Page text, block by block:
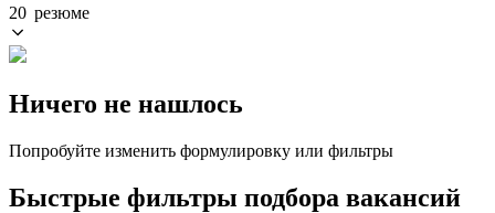
20 резюме
Ничего не нашлось
Попробуйте изменить формулировку или фильтры
Быстрые фильтры подбора вакансий